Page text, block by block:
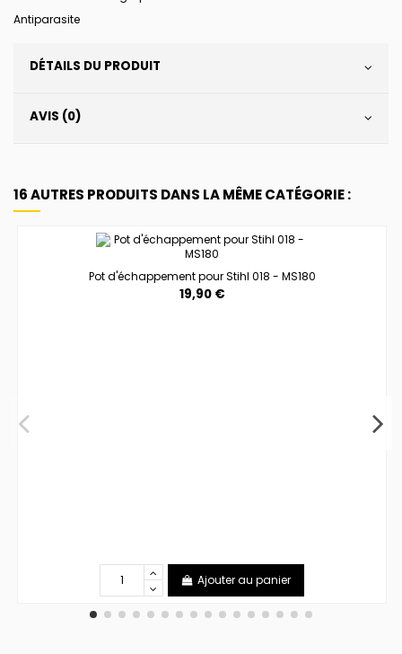
Antiparasite
DÉTAILS DU PRODUIT
AVIS (0)
16 AUTRES PRODUITS DANS LA MÊME CATÉGORIE :
Pot d'échappement pour Stihl 018 - MS180
19,90 €
Ajouter au panier